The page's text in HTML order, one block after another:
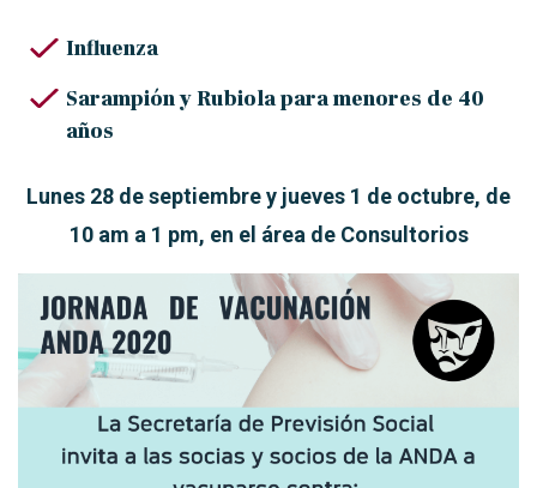
Influenza
Sarampión y Rubiola para menores de 40
años
Lunes 28 de septiembre y jueves 1 de octubre, de
10 am a 1 pm, en el área de Consultorios